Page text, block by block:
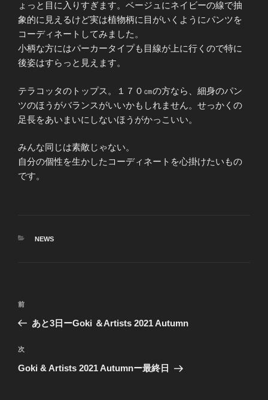
ょっと目に入りすぎます。ベージュにネイビーの線で抽
象的に見えるけど実は植物柄に目がいくようにパンツを
コーディネートしてみました。
小柄な方にはパーカータイプも目線が上に行くので特に
後姿はすらっと見えます。
テラコッタのトップス。１７０㎝の方なら、細身のパン
ツのほうがバランスがいいかもしれません。せっかくの
足長をあいまいにしないほうがかっこいい。
みんな同じは素敵じゃない。
自分の個性を生かしたコーディネートを心掛けたいもの
です。
カ
NEWS
投
ビ
ゲ
前
の
稿
前
あと3日ーGoki ＆Artists 2021 Autumn
次
の
次
Goki & Artists 2021 Autumnー最終日